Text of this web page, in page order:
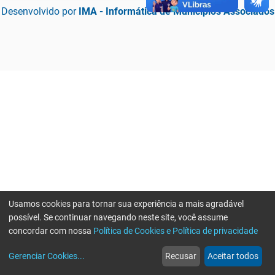
Desenvolvido por IMA - Informática de Municípios Associados
web
Notícias
more_horiz
Mais
Usamos cookies para tornar sua experiência a mais agradável
possível. Se continuar navegando neste site, você assume
concordar com nossa Política de Cookies e Política de privacidade
Gerenciar Cookies... Recusar Aceitar todos
Erro ao enviar informações, por favor tente novamente